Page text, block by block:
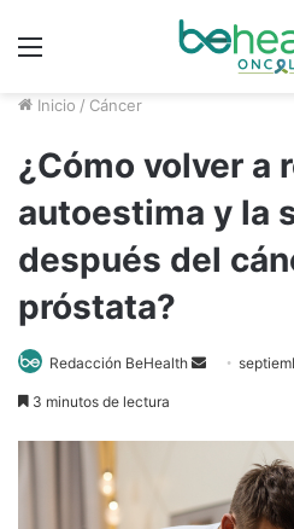
Menú
Inicio / Cáncer
¿Cómo volver a
autoestima y la
después del
próstata?
Redacción BeHealth
Send
3 minutos de lectura